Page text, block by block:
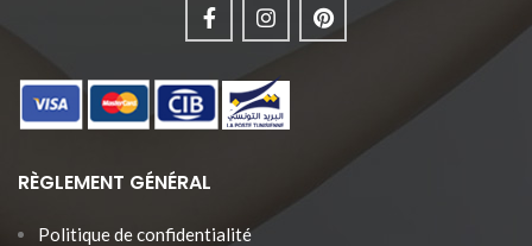
RÈGLEMENT GÉNÉRAL
Politique de confidentialité